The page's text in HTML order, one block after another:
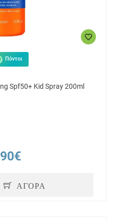
Πόντοι
Spf50+ Kid Spray 200ml
ΑΓΟΡΑ